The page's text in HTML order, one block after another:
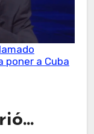
poner a Cuba